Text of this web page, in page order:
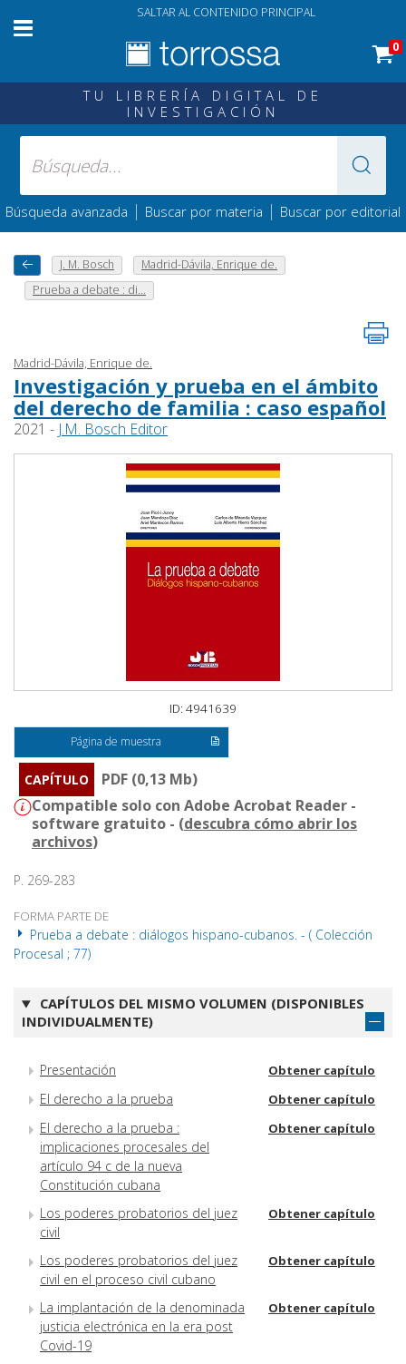
SALTAR AL CONTENIDO PRINCIPAL
0
TU LIBRERÍA DIGITAL DE
INVESTIGACIÓN
Búsqueda avanzada | Buscar por materia | Buscar por editorial
J. M. Bosch
Madrid-Dávila, Enrique de.
Prueba a debate : di...
Madrid-Dávila, Enrique de.
Investigación y prueba en el ámbito
del derecho de familia : caso español
2021 - J.M. Bosch Editor
ID: 4941639
Página de muestra
CAPÍTULO
PDF (0,13 Mb)
Compatible solo con Adobe Acrobat Reader -
software gratuito - (descubra cómo abrir los
archivos)
P. 269-283
FORMA PARTE DE
Prueba a debate : diálogos hispano-cubanos. - ( Colección
Procesal ; 77)
CAPÍTULOS DEL MISMO VOLUMEN (DISPONIBLES
INDIVIDUALMENTE)
Presentación Obtener capítulo
El derecho a la prueba Obtener capítulo
El derecho a la prueba :
implicaciones procesales del
artículo 94 c de la nueva
Constitución cubana
Obtener capítulo
Los poderes probatorios del juez
civil
Obtener capítulo
Los poderes probatorios del juez
civil en el proceso civil cubano
Obtener capítulo
La implantación de la denominada
justicia electrónica en la era post
Covid-19
Obtener capítulo